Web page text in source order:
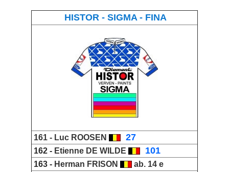
HISTOR - SIGMA - FINA
161 - Luc ROOSEN 27
162 - Etienne DE WILDE 101
163 - Herman FRISON
ab. 14 e